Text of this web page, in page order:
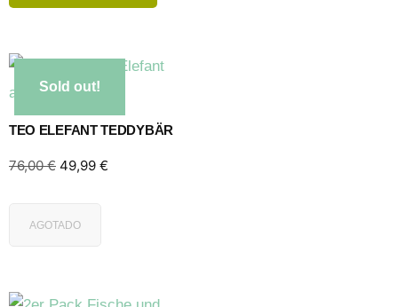
Sold out!
TEO ELEFANT TEDDYBÄR
76,00€ 49,99 €
AGOTADO